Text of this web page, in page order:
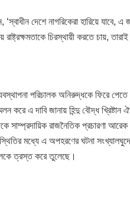
দেশে নাগরিকেরা হারিয়ে যাবে, এ
রাষ্ট্রক্ষমতাকে চিরস্থায়ী করতে চায়,
পরিচালক অনিরুদ্ধকে ফিরে পেতে
করে এ দাবি জানায় হিন্দু বৌদ্ধ
সাম্প্রদায়িক রাজনৈতিক প্রচারণা
মধ্যে এ অপহরণের ঘটনা
ত্রস্ত করে তুলেছে।